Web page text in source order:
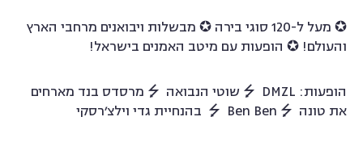
✪ מעל ל-120 סוגי בירה ✪ מבשלות ויבואנים מרחבי הארץ
והעולם! ✪ הופעות עם מיטב האמנים בישראל!
הופעות: DMZL ⭍ שוטי הנבואה ⭍ מרסדס בנד מארחים
את טונה ⭍ Ben Ben ⭍ בהנחיית גדי וילצ׳רסקי